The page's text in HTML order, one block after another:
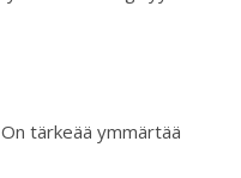
tärkeää ymmärtää